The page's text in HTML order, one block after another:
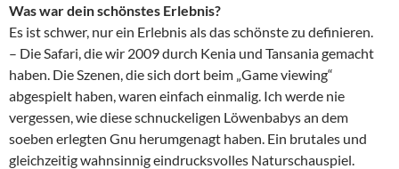
Was war dein schönstes Erlebnis?
Es ist schwer, nur ein Erlebnis als das schönste zu definieren.
– Die Safari, die wir 2009 durch Kenia und Tansania gemacht
haben. Die Szenen, die sich dort beim „Game viewing“
abgespielt haben, waren einfach einmalig. Ich werde nie
vergessen, wie diese schnuckeligen Löwenbabys an dem
soeben erlegten Gnu herumgenagt haben. Ein brutales und
gleichzeitig wahnsinnig eindrucksvolles Naturschauspiel.